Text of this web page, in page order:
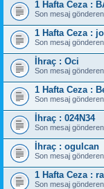
1 Hafta Ceza :
Son mesaj gönderen
1 Hafta Ceza :
Son mesaj gönderen
İhraç : Oci
Son mesaj gönderen
1 Hafta Ceza :
Son mesaj gönderen
İhraç : 024N34
Son mesaj gönderen
İhraç : ogulcan
Son mesaj gönderen
1 Hafta Ceza :
Son mesaj gönderen